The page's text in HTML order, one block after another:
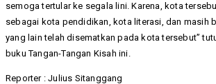
semoga tertular ke segala lini. Karena, kota
sebagai kota pendidikan, kota literasi, dan masih
yang lain telah disematkan pada kota tersebut”
buku Tangan-Tangan Kisah ini.
Reporter : Julius Sitanggang